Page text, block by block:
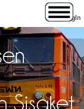
Sisaket